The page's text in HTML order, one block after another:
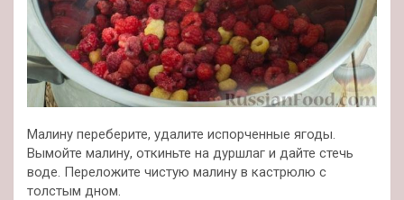
Малину переберите, удалите испорченные ягоды.
Вымойте малину, откиньте на дуршлаг и дайте стечь
воде. Переложите чистую малину в кастрюлю с
толстым дном.